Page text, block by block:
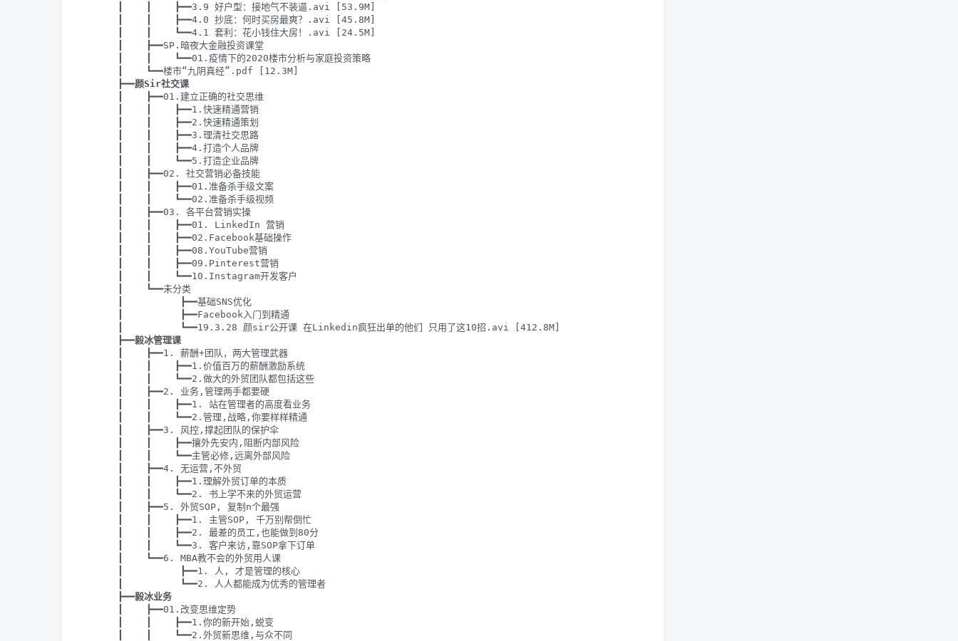
      ┃    ┃    ┣━━3.9 好户型：接地气不装逼.avi [53.9M]
      ┃    ┃    ┣━━4.0 抄底：何时买房最爽？.avi [45.8M]
      ┃    ┃    ┗━━4.1 套利：花小钱住大房！.avi [24.5M]
      ┃    ┣━━SP.暗夜大金融投资课堂
      ┃    ┃    ┗━━01.疫情下的2020楼市分析与家庭投资策略
      ┃    ┗━━楼市“九阴真经”.pdf [12.3M]
      ┣━━
颜Sir社交课
      ┃    ┣━━01.建立正确的社交思维
      ┃    ┃    ┣━━1.快速精通营销
      ┃    ┃    ┣━━2.快速精通策划
      ┃    ┃    ┣━━3.理清社交思路
      ┃    ┃    ┣━━4.打造个人品牌
      ┃    ┃    ┗━━5.打造企业品牌
      ┃    ┣━━02. 社交营销必备技能
      ┃    ┃    ┣━━01.准备杀手级文案
      ┃    ┃    ┗━━02.准备杀手级视频
      ┃    ┣━━03. 各平台营销实操
      ┃    ┃    ┣━━01. LinkedIn 营销
      ┃    ┃    ┣━━02.Facebook基础操作
      ┃    ┃    ┣━━08.YouTube营销
      ┃    ┃    ┣━━09.Pinterest营销
      ┃    ┃    ┗━━10.Instagram开发客户
      ┃    ┗━━未分类
      ┃          ┣━━基础SNS优化
      ┃          ┣━━Facebook入门到精通
      ┃          ┗━━19.3.28 颜sir公开课 在Linkedin疯狂出单的他们 只用了这10招.avi [412.8M]
      ┣━━
毅冰管理课
      ┃    ┣━━1. 薪酬+团队，两大管理武器
      ┃    ┃    ┣━━1.价值百万的薪酬激励系统
      ┃    ┃    ┗━━2.做大的外贸团队都包括这些
      ┃    ┣━━2. 业务,管理两手都要硬
      ┃    ┃    ┣━━1. 站在管理者的高度看业务
      ┃    ┃    ┗━━2.管理,战略,你要样样精通
      ┃    ┣━━3. 风控,撑起团队的保护伞
      ┃    ┃    ┣━━攘外先安内,阻断内部风险
      ┃    ┃    ┗━━主管必修,远离外部风险
      ┃    ┣━━4. 无运营,不外贸
      ┃    ┃    ┣━━1.理解外贸订单的本质
      ┃    ┃    ┗━━2. 书上学不来的外贸运营
      ┃    ┣━━5. 外贸SOP, 复制n个最强
      ┃    ┃    ┣━━1. 主管SOP, 千万别帮倒忙
      ┃    ┃    ┣━━2. 最差的员工,也能做到80分
      ┃    ┃    ┗━━3. 客户来访,靠SOP拿下订单
      ┃    ┗━━6. MBA教不会的外贸用人课
      ┃          ┣━━1. 人, 才是管理的核心
      ┃          ┗━━2. 人人都能成为优秀的管理者
      ┣━━
毅冰业务
      ┃    ┣━━01.改变思维定势
      ┃    ┃    ┣━━1.你的新开始,蜕变
      ┃    ┃    ┗━━2.外贸新思维,与众不同